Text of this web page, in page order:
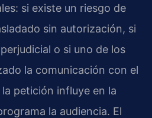
si existe un riesgo de
sin autorización, si
o si uno de los
la comunicación con el
petición influye en la
la audiencia. El